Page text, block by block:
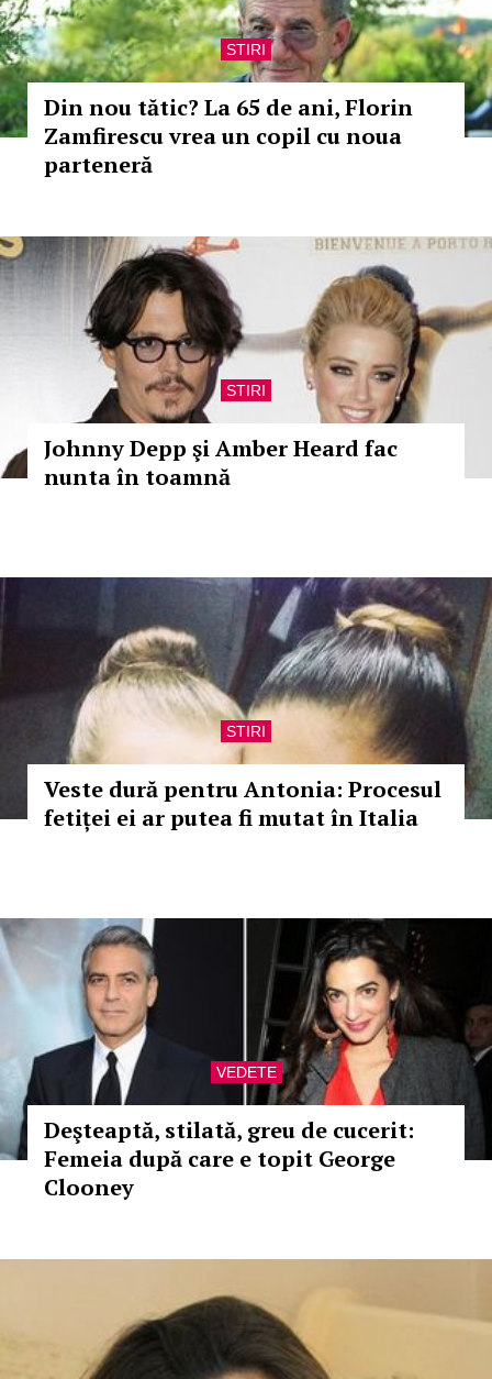
STIRI
Din nou tătic? La 65 de ani, Florin
Zamfirescu vrea un copil cu noua
parteneră
STIRI
Johnny Depp şi Amber Heard fac
nunta în toamnă
STIRI
Veste dură pentru Antonia: Procesul
fetiței ei ar putea fi mutat în Italia
VEDETE
Deşteaptă, stilată, greu de cucerit:
Femeia după care e topit George
Clooney